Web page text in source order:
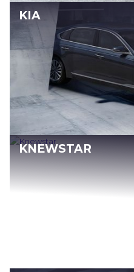
KIA
KNEWSTAR